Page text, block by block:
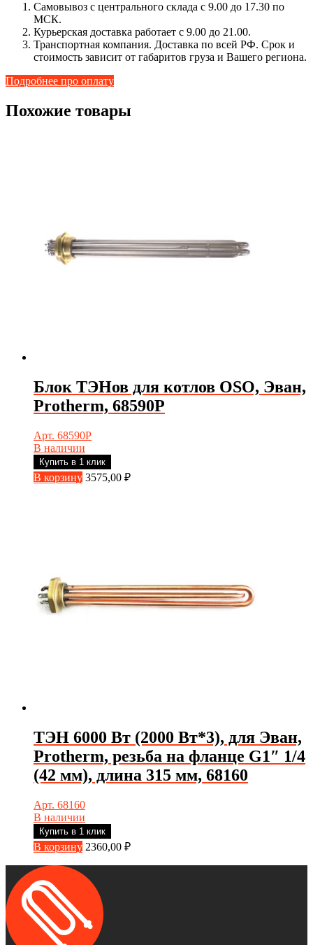
Самовывоз с центрального склада с 9.00 до 17.30 по
МСК.
Курьерская доставка работает с 9.00 до 21.00.
Транспортная компания. Доставка по всей РФ. Срок и
стоимость зависит от габаритов груза и Вашего региона.
Подробнее про оплату
Похожие товары
Блок ТЭНов для котлов OSO, Эван,
Protherm, 68590Р
Арт. 68590Р
В наличии
Купить в 1 клик
В корзину 3575,00 ₽
ТЭН 6000 Вт (2000 Вт*3), для Эван,
Protherm, резьба на фланце G1″ 1/4
(42 мм), длина 315 мм, 68160
Арт. 68160
В наличии
Купить в 1 клик
В корзину 2360,00 ₽